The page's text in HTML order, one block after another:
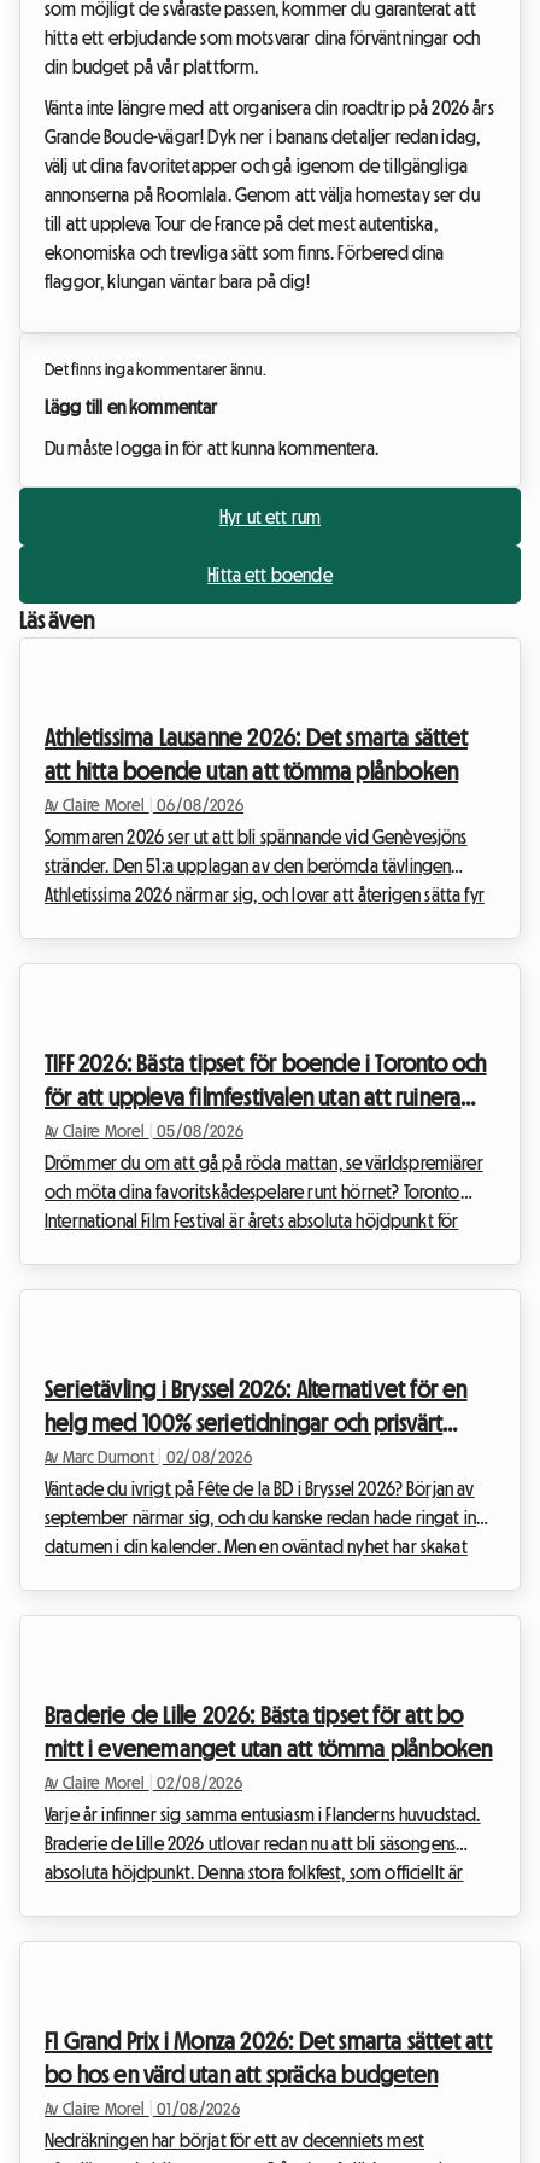
som möjligt de svåraste passen, kommer du garanterat att
hitta ett erbjudande som motsvarar dina förväntningar och
din budget på vår plattform.
Vänta inte längre med att organisera din roadtrip på 2026 års
Grande Boucle-vägar! Dyk ner i banans detaljer redan idag,
välj ut dina favoritetapper och gå igenom de tillgängliga
annonserna på Roomlala. Genom att välja homestay ser du
till att uppleva Tour de France på det mest autentiska,
ekonomiska och trevliga sätt som finns. Förbered dina
flaggor, klungan väntar bara på dig!
Det finns inga kommentarer ännu.
Lägg till en kommentar
Du måste logga in för att kunna kommentera.
Hyr ut ett rum
Hitta ett boende
Läs även
Athletissima Lausanne 2026: Det smarta sättet
att hitta boende utan att tömma plånboken
Av Claire Morel 06/08/2026
Sommaren 2026 ser ut att bli spännande vid Genèvesjöns
stränder. Den 51:a upplagan av den berömda tävlingen
Athletissima 2026 närmar sig, och lovar att återigen sätta fyr
utgiftsposten. Medan stadens hotell blir fullbo...
TIFF 2026: Bästa tipset för boende i Toronto och
för att uppleva filmfestivalen utan att ruinera
dig
Av Claire Morel 05/08/2026
Drömmer du om att gå på röda mattan, se världspremiärer
och möta dina favoritskådespelare runt hörnet? Toronto
International Film Festival är årets absoluta höjdpunkt för
kompletta guide för att hitta det bästa boe...
Serietävling i Bryssel 2026: Alternativet för en
helg med 100% serietidningar och prisvärt
boende på Roomlala
Av Marc Dumont 02/08/2026
Väntade du ivrigt på Fête de la BD i Bryssel 2026? Början av
september närmar sig, och du kanske redan hade ringat in
datumen i din kalender. Men en oväntad nyhet har skakat
förvandla denna besvikel...
Braderie de Lille 2026: Bästa tipset för att bo
mitt i evenemanget utan att tömma plånboken
Av Claire Morel 02/08/2026
Varje år infinner sig samma entusiasm i Flanderns huvudstad.
Braderie de Lille 2026 utlovar redan nu att bli säsongens
absoluta höjdpunkt. Denna stora folkfest, som officiellt är
När hotellen är fullbok...
F1 Grand Prix i Monza 2026: Det smarta sättet att
bo hos en värd utan att spräcka budgeten
Av Claire Morel 01/08/2026
Nedräkningen har börjat för ett av decenniets mest